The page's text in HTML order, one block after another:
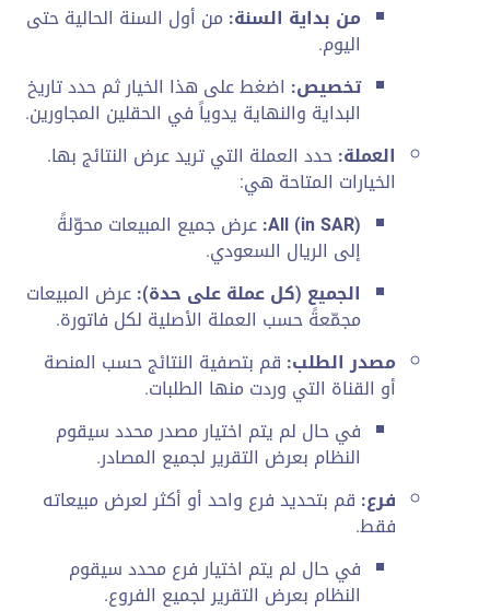
من بداية السنة: من أول السنة الحالية حتى
اليوم.
تخصيص: اضغط على هذا الخيار ثم حدد تاريخ
البداية والنهاية يدوياً في الحقلين المجاورين.
العملة:حدد العملة التي تريد عرض النتائج بها.
الخيارات المتاحة هي:
All (in SAR): عرض جميع المبيعات محوّلةً
إلى الريال السعودي.
الجميع (كل عملة على حدة):عرض المبيعات
مجمّعةً حسب العملة الأصلية لكل فاتورة.
مصدر الطلب: قم بتصفية النتائج حسب المنصة
أو القناة التي وردت منها الطلبات.
في حال لم يتم اختيار مصدر محدد سيقوم
النظام بعرض التقرير لجميع المصادر.
فرع: قم بتحديد فرع واحد أو أكثر لعرض مبيعاته
فقط.
في حال لم يتم اختيار فرع محدد سيقوم
النظام بعرض التقرير لجميع الفروع.